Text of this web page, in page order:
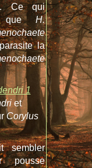
. Ce qui
queH.
la
et
Corylus
sembler
pousse